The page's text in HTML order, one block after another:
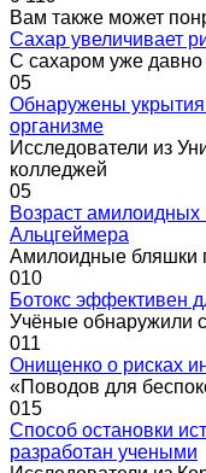
Вам также может
Сахар увеличивает
С сахаром уже давно
05
Обнаружены укрытия
организме
Исследователи из
колледжей
05
Возраст амилоидных
Альцгеймера
Амилоидные бляшки
010
Ботокс эффективен
Учёные обнаружили
011
Онищенко о рисках
«Поводов для
015
Способ остановки
разработан учеными